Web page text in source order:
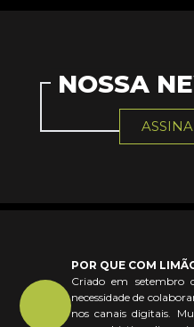
NOSSA
POR QUE COM
Criado em
necessidade de
nos canais digitais.